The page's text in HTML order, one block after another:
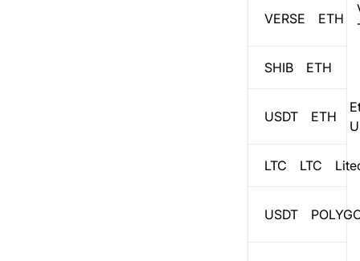
VERSE ETH
SHIB ETH
USDT ETH
LTC LTC
USDT